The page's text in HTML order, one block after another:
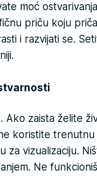
moć
priču koju
i razvijati se.
Ako zaista želite
koristite trenutnu
za vizualizaciju.
Ne